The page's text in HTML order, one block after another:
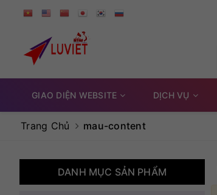
GIAO DIỆN WEBSITE DỊCH VỤ
Trang Chủ mau-content
DANH MỤC SẢN PHẨM